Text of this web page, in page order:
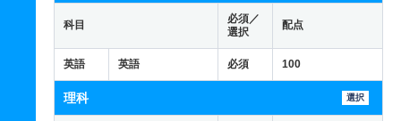
科目
必須／
選択
配点
英語 英語 必須 100
理科 選択